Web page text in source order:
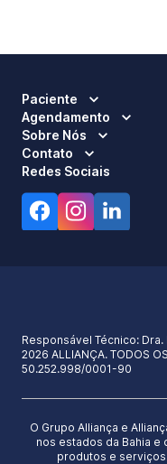
Paciente
Agendamento
Sobre Nós
Contato
Redes Sociais
Responsável Técnico: Dra.
2026 ALLIANÇA. TODOS
50.252.998/0001-90
O Grupo Alliança e
nos estados da Bahia
produtos e